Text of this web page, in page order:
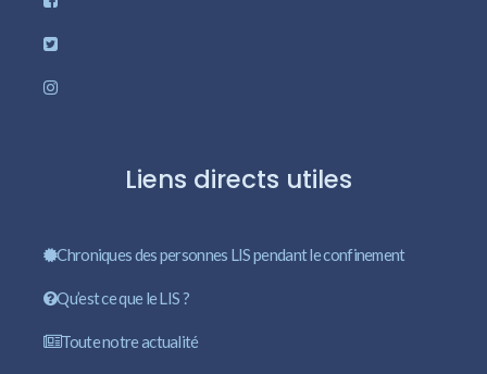
Liens directs utiles
Chroniques des personnes LIS pendant le confinement
Qu’est ce que le LIS ?
Toute notre actualité